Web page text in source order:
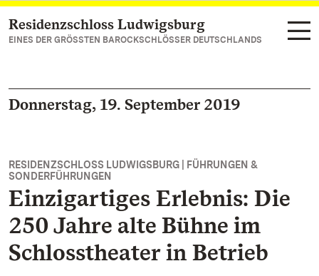
Zum Hauptinhalt springen
Residenzschloss Ludwigsburg
EINES DER GRÖSSTEN BAROCKSCHLÖSSER DEUTSCHLANDS
Donnerstag, 19. September 2019
RESIDENZSCHLOSS LUDWIGSBURG | FÜHRUNGEN &
SONDERFÜHRUNGEN
Einzigartiges Erlebnis: Die
250 Jahre alte Bühne im
Schlosstheater in Betrieb